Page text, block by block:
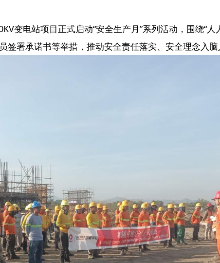
变电站项目正式启动“安全生产月”系列活动，围绕“
署承诺书等举措，推动安全责任落实、安全理念入脑